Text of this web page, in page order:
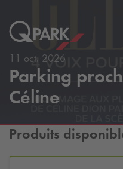
11 oct. 2026
Parking
Céline
Produits